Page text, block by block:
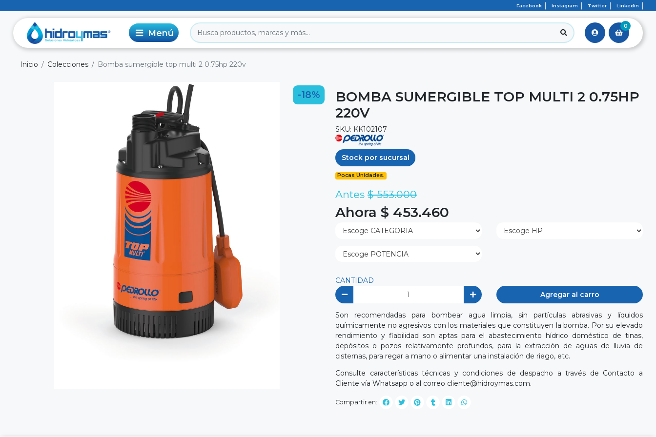
Facebook Instagram Twitter Linkedin
0
Inicio Colecciones Bomba sumergible top multi 2 0.75hp 220v
-18%
BOMBA SUMERGIBLE TOP MULTI 2 0.75HP
220V
SKU: KK102107
Stock por sucursal
Pocas Unidades.
Antes $ 553.000
Ahora $ 453.460
CANTIDAD
Agregar al carro
Son recomendadas para bombear agua limpia, sin partículas abrasivas y líquidos
químicamente no agresivos con los materiales que constituyen la bomba. Por su elevado
rendimiento y fiabilidad son aptas para el abastecimiento hídrico doméstico de tinas,
depósitos o pozos relativamente profundos, para la extracción de aguas de lluvia de
cisternas, para regar a mano o alimentar una instalación de riego, etc.
Consulte características técnicas y condiciones de despacho a través de Contacto a
Cliente vía Whatsapp o al correo cliente@hidroymas.com.
Compartir en: